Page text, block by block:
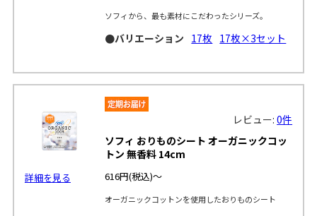
ソフィから、最も素材にこだわったシリーズ。
●バリエーション 17枚 17枚×3セット
詳細を見る
レビュー:0件
ソフィ おりものシート オーガニックコッ
トン 無香料 14cm
616円(税込)～
オーガニックコットンを使用したおりものシート